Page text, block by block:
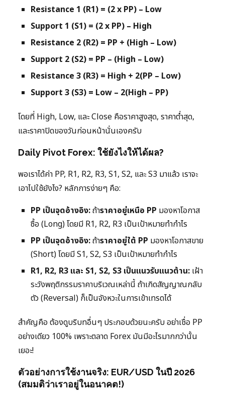
Resistance 1 (R1) = (2 x PP) – Low
Support 1 (S1) = (2 x PP) – High
Resistance 2 (R2) = PP + (High – Low)
Support 2 (S2) = PP – (High – Low)
Resistance 3 (R3) = High + 2(PP – Low)
Support 3 (S3) = Low – 2(High – PP)
โดยที่ High, Low, และ Close คือราคาสูงสุด, ราคาต่ำสุด,
และราคาปิดของวันก่อนหน้านั่นเองครับ
Daily Pivot Forex: ใช้ยังไงให้ได้ผล?
พอเราได้ค่า PP, R1, R2, R3, S1, S2, และ S3 มาแล้ว เราจะ
เอาไปใช้ยังไง? หลักการง่ายๆ คือ:
PP เป็นจุดอ้างอิง:ถ้าราคาอยู่เหนือ PP มองหาโอกาส
ซื้อ (Long) โดยมี R1, R2, R3 เป็นเป้าหมายทำกำไร
PP เป็นจุดอ้างอิง:ถ้าราคาอยู่ใต้ PP มองหาโอกาสขาย
(Short) โดยมี S1, S2, S3 เป็นเป้าหมายทำกำไร
R1, R2, R3 และ S1, S2, S3 เป็นแนวรับแนวต้าน: เฝ้า
ระวังพฤติกรรมราคาบริเวณเหล่านี้ ถ้าเกิดสัญญาณกลับ
ตัว (Reversal) ก็เป็นจังหวะในการเข้าเทรดได้
สำคัญคือ ต้องดูบริบทอื่นๆ ประกอบด้วยนะครับ อย่าเชื่อ PP
อย่างเดียว 100% เพราะตลาด Forex มันมีอะไรมากกว่านั้น
เยอะ!
ตัวอย่างการใช้งานจริง: EUR/USD ในปี 2026
(สมมติว่าเราอยู่ในอนาคต!)